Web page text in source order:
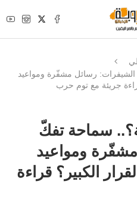
رسائل مشفّرة ومواعيد
سماحة تفكّ
ومواعيد
عام القرار الكبير؟ قراءة